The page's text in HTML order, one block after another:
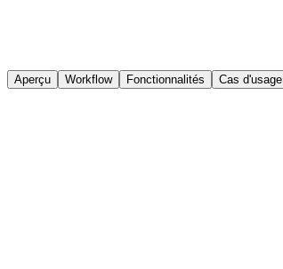
Aperçu Workflow Fonctionnalités Cas d'usage